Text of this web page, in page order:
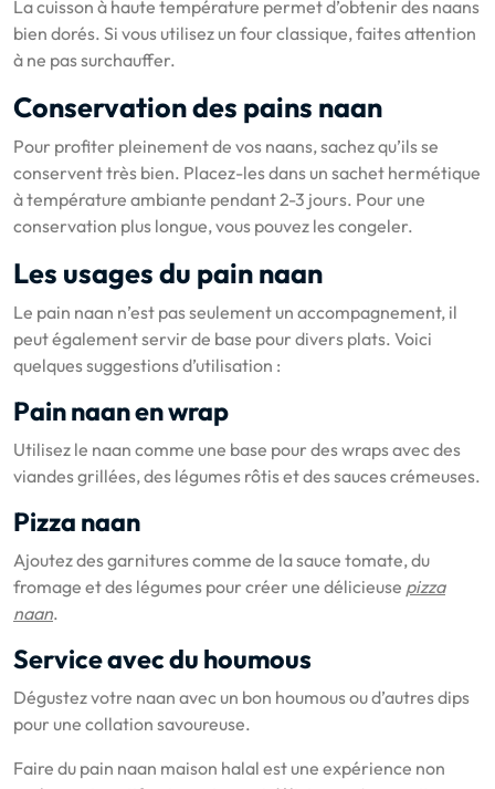
La cuisson à haute température permet d’obtenir des naans
bien dorés. Si vous utilisez un four classique, faites attention
à ne pas surchauffer.
Conservation des pains naan
Pour profiter pleinement de vos naans, sachez qu’ils se
conservent très bien. Placez-les dans un sachet hermétique
à température ambiante pendant 2-3 jours. Pour une
conservation plus longue, vous pouvez les congeler.
Les usages du pain naan
Le pain naan n’est pas seulement un accompagnement, il
peut également servir de base pour divers plats. Voici
quelques suggestions d’utilisation :
Pain naan en wrap
Utilisez le naan comme une base pour des wraps avec des
viandes grillées, des légumes rôtis et des sauces crémeuses.
Pizza naan
Ajoutez des garnitures comme de la sauce tomate, du
fromage et des légumes pour créer une délicieuse pizza
naan.
Service avec du houmous
Dégustez votre naan avec un bon houmous ou d’autres dips
pour une collation savoureuse.
Faire du pain naan maison halal est une expérience non